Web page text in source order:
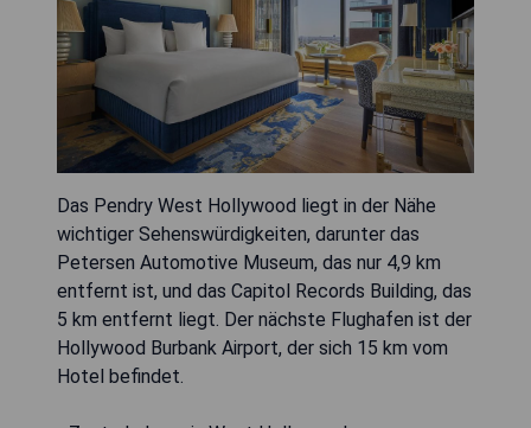
Das Pendry West Hollywood liegt in der Nähe
wichtiger Sehenswürdigkeiten, darunter das
Petersen Automotive Museum, das nur 4,9 km
entfernt ist, und das Capitol Records Building, das
5 km entfernt liegt. Der nächste Flughafen ist der
Hollywood Burbank Airport, der sich 15 km vom
Hotel befindet.